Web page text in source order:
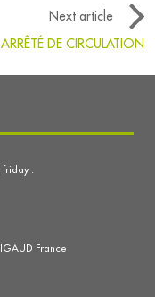
Next article
ARRÊTÉ DE CIRCULATION
France
friday :